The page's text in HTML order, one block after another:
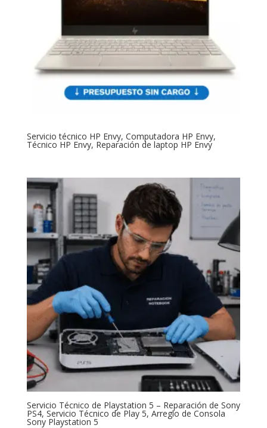
Servicio técnico HP Envy, Computadora HP Envy,
Técnico HP Envy, Reparación de laptop HP Envy
Servicio Técnico de Playstation 5 – Reparación de Sony
PS4, Servicio Técnico de Play 5, Arreglo de Consola
Sony Playstation 5